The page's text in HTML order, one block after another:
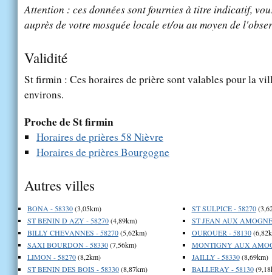
Attention : ces données sont fournies à titre indicatif,
auprès de votre mosquée locale et/ou au moyen de
Validité
St firmin : Ces horaires de prière sont valables pour la
environs.
Proche de St firmin
Horaires de prières 58 Nièvre
Horaires de prières Bourgogne
Autres villes
BONA - 58330(3,05km)
ST BENIN D AZY - 58270(4,89km)
BILLY CHEVANNES - 58270(5,62km)
SAXI BOURDON - 58330(7,56km)
LIMON - 58270(8,2km)
ST BENIN DES BOIS - 58330(8,87km)
ST SULPICE - 58270
ST JEAN AUX
OUROUER - 58130
MONTIGNY AUX
JAILLY - 58330(8,69km)
BALLERAY - 58130